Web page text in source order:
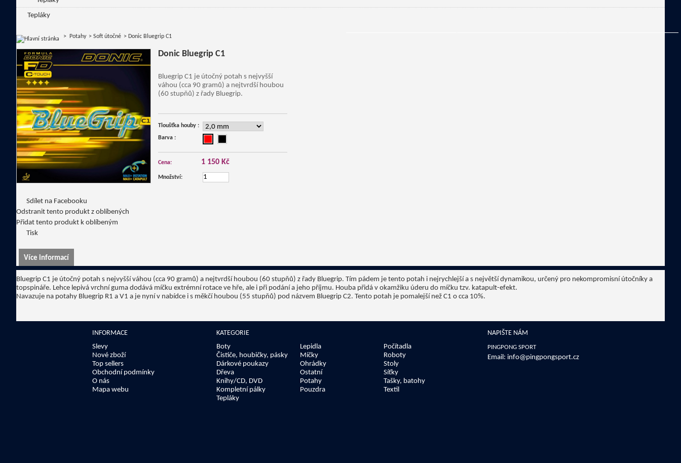
Tepláky
> Potahy > Soft útočné > Donic Bluegrip C1
Sdílet na Facebooku
Odstranit tento produkt z oblíbených
Přidat tento produkt k oblíbeným
Tisk
Donic Bluegrip C1
Bluegrip C1 je útočný potah s nejvyšší
váhou (cca 90 gramů) a nejtvrdší houbou
(60 stupňů) z řady Bluegrip.
Tloušťka houby :
Barva :
Cena: 1 150 Kč
Množství:
Více informací
Bluegrip C1 je útočný potah s nejvyšší váhou (cca 90 gramů) a nejtvrdší houbou (60 stupňů) z řady Bluegrip. Tím pádem je tento potah i nejrychlejší a s největší dynamikou, určený pro nekompromisní útočníky a
topspináře. Lehce lepivá vrchní guma dodává míčku extrémní rotace ve hře, ale i při podání a jeho příjmu. Houba přidá v okamžiku úderu do míčku tzv. katapult-efekt.
Navazuje na potahy Bluegrip R1 a V1 a je nyní v nabídce i s měkčí houbou (55 stupňů) pod názvem Bluegrip C2. Tento potah je pomalejší než C1 o cca 10%.
INFORMACE
Slevy
Nové zboží
Top sellers
Obchodní podmínky
O nás
Mapa webu
KATEGORIE
Boty
Čističe, houbičky, pásky
Dárkové poukazy
Dřeva
Knihy/CD, DVD
Kompletní pálky
Lepidla
Míčky
Ohrádky
Ostatní
Potahy
Pouzdra
Počítadla
Roboty
Stoly
Síťky
Tašky, batohy
Textil
Tepláky
NAPIŠTE NÁM
PINGPONG SPORT
Email: info@pingpongsport.cz